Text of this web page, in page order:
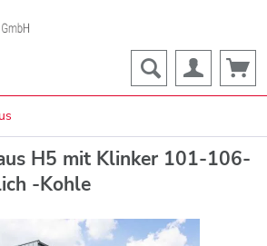
H5 mit Klinker 101-106-
-Kohle